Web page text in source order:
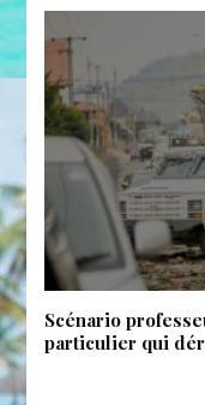
Scénario
particulier qui